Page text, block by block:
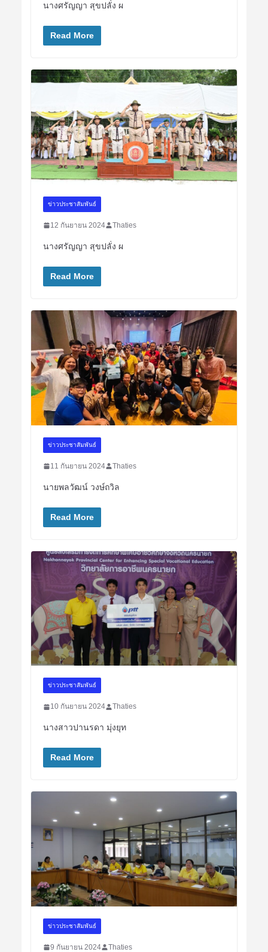
นางศรัญญา สุขปลั่ง ผ
Read More
ข่าวประชาสัมพันธ์
12 กันยายน 2024 Thaties
นางศรัญญา สุขปลั่ง ผ
Read More
ข่าวประชาสัมพันธ์
11 กันยายน 2024 Thaties
นายพลวัฒน์ วงษ์ถวิล
Read More
ข่าวประชาสัมพันธ์
10 กันยายน 2024 Thaties
นางสาวปานรดา มุ่งยุท
Read More
ข่าวประชาสัมพันธ์
9 กันยายน 2024 Thaties